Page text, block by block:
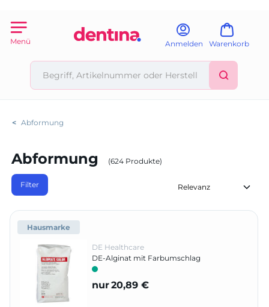
Menü Anmelden Warenkorb
< Abformung
Abformung (624 Produkte)
Filter
Hausmarke
DE Healthcare
DE-Alginat mit Farbumschlag
nur20,89 €